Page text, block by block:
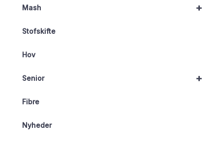
+
Mash
Stofskifte
Hov
+
Senior
Fibre
Nyheder